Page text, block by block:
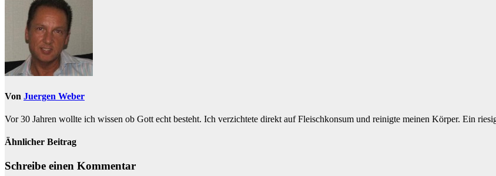
Von Juergen Weber
Vor 30 Jahren wollte ich wissen ob Gott echt besteht. Ich verzichtete direkt auf Fleischkonsum und reinigte meinen Körper. Ein
Ähnlicher Beitrag
Schreibe einen Kommentar